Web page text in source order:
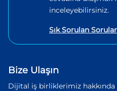
inceleyebilirsiniz.
Sık Sorulan Sorular
Bize Ulaşın
Dijital iş birliklerimiz